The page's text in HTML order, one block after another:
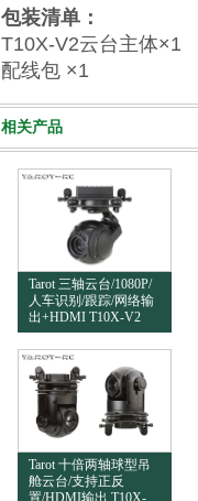
包装清单：
T10X-V2云台主体×1
配线包 ×1
相关产品
Tarot 三轴云台/1080P/
人车识别/跟踪/网络输
出+HDMI T10X-V2
Tarot 十倍两轴球型吊
舱云台/支持正反
置/HDMI输出 T10X-